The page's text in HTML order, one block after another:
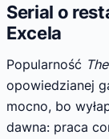
Serial o
Excela
Popularność
opowiedzianej
mocno, bo
dawna: praca